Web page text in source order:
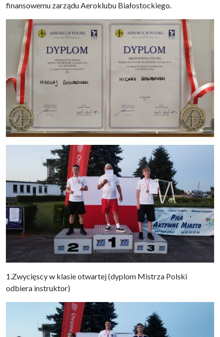
finansowemu zarządu Aeroklubu Białostockiego.
1.Zwycięscy w klasie otwartej (dyplom Mistrza Polski
odbiera instruktor)